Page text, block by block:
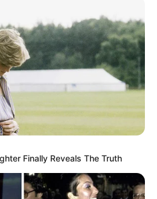
feitas em EVA colorido,
com glitter. Uma ótima
sem mudar o
Finally Reveals The Truth